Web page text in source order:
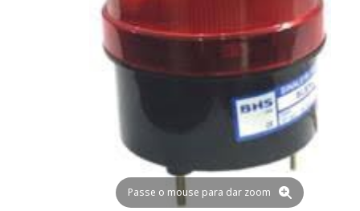
Passe o mouse para dar zoom